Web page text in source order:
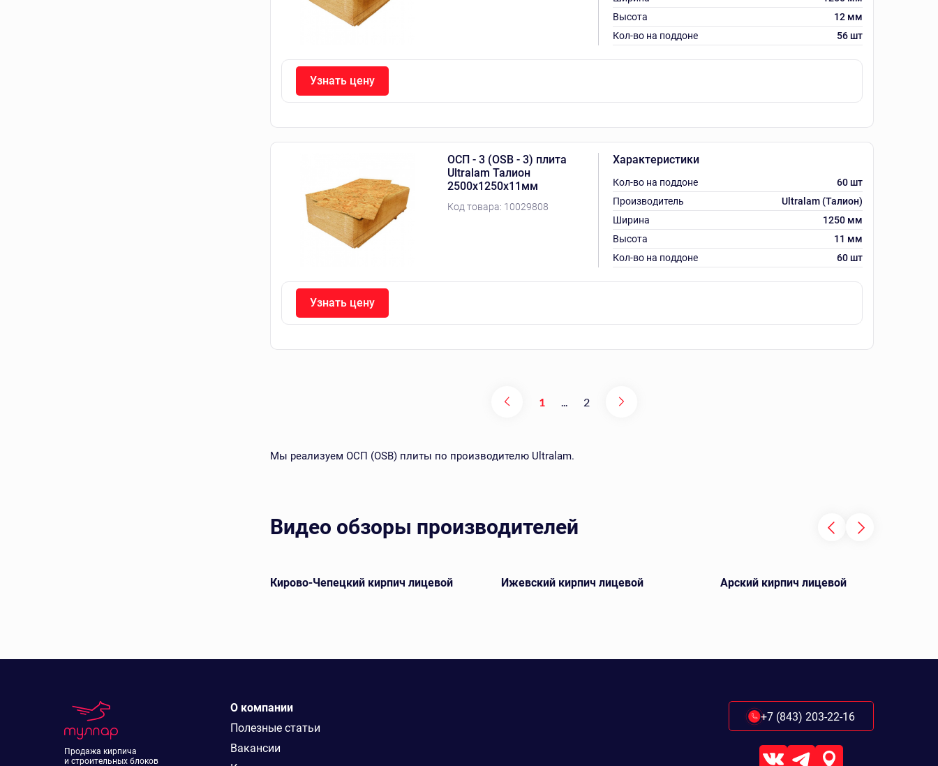
Высота
12 мм
Кол-во на поддоне
56 шт
Узнать цену
ОСП - 3 (OSB - 3) плита
Ultralam Талион
2500х1250х11мм
Код товара: 10029808
Характеристики
Кол-во на поддоне
60 шт
Производитель
Ultralam (Талион)
Ширина
1250 мм
Высота
11 мм
Кол-во на поддоне
60 шт
Узнать цену
1 2
Мы реализуем ОСП (OSB) плиты по производителю Ultralam.
Видео обзоры производителей
Кирово-Чепецкий кирпич лицевой Ижевский кирпич лицевой Арский кирпич лицевой
Продажа кирпича
и строительных блоков
О компании
Полезные статьи
Вакансии
+7 (843) 203-22-16